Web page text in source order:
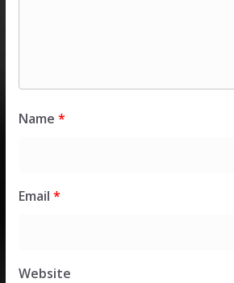
Name *
Email *
Website